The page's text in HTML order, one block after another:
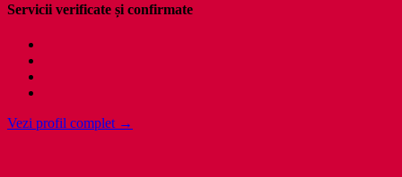
Servicii verificate și confirmate
Vezi profil complet →